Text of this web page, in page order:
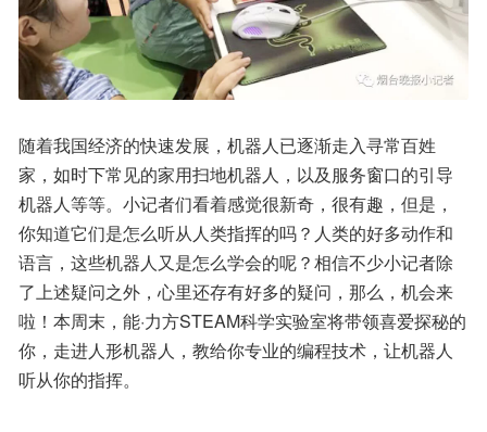
随着我国经济的快速发展，机器人已逐渐走入寻常百姓
家，如时下常见的家用扫地机器人，以及服务窗口的引导
机器人等等。小记者们看着感觉很新奇，很有趣，但是，
你知道它们是怎么听从人类指挥的吗？人类的好多动作和
语言，这些机器人又是怎么学会的呢？相信不少小记者除
了上述疑问之外，心里还存有好多的疑问，那么，机会来
啦！本周末，能·力方STEAM科学实验室将带领喜爱探秘的
你，走进人形机器人，教给你专业的编程技术，让机器人
听从你的指挥。